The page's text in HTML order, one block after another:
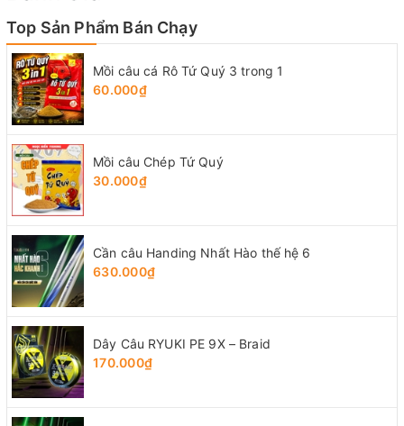
Top Sản Phẩm Bán Chạy
Mồi câu cá Rô Tứ Quý 3 trong 1
60.000₫
Mồi câu Chép Tứ Quý
30.000₫
Cần câu Handing Nhất Hào thế hệ 6
630.000₫
Dây Câu RYUKI PE 9X – Braid
170.000₫